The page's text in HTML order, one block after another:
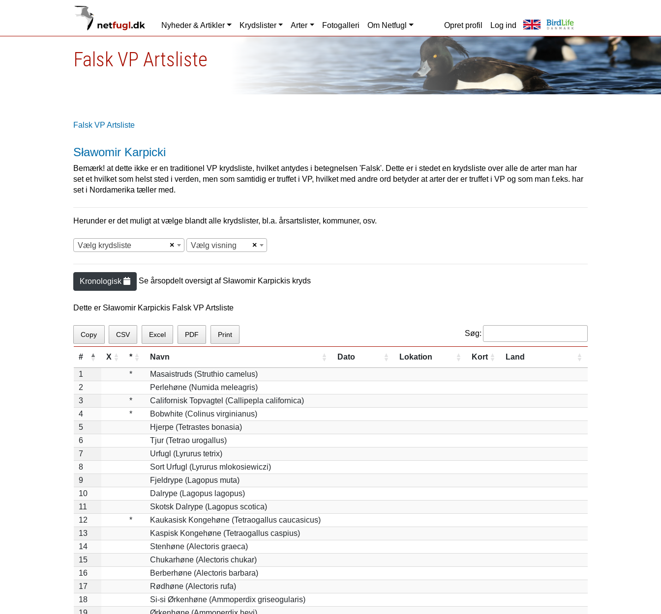
Nyheder & Artikler Krydslister Arter Fotogalleri Om Netfugl Opret profil Log ind
Falsk VP Artsliste
Falsk VP Artsliste
Sławomir Karpicki
Bemærk! at dette ikke er en traditionel VP krydsliste, hvilket antydes i betegnelsen 'Falsk'. Dette er i stedet en krydsliste over alle de arter man har
set et hvilket som helst sted i verden, men som samtidig er truffet i VP, hvilket med andre ord betyder at arter der er truffet i VP og som man f.eks. har
set i Nordamerika tæller med.
Herunder er det muligt at vælge blandt alle krydslister, bl.a. årsartslister, kommuner, osv.
×
Vælg krydsliste ×
Vælg visning
Kronologisk Se årsopdelt oversigt af Sławomir Karpickis kryds
Dette er Sławomir Karpickis Falsk VP Artsliste
Copy CSV Excel PDF Print Søg:
# X * Navn Dato Lokation Kort Land
1 *
Masaistruds (Struthio camelus)
2
Perlehøne (Numida meleagris)
3
*
Californisk Topvagtel (Callipepla californica)
4
*
Bobwhite (Colinus virginianus)
5
Hjerpe (Tetrastes bonasia)
6
Tjur (Tetrao urogallus)
7
Urfugl (Lyrurus tetrix)
8
Sort Urfugl (Lyrurus mlokosiewiczi)
9
Fjeldrype (Lagopus muta)
10
Dalrype (Lagopus lagopus)
11
Skotsk Dalrype (Lagopus scotica)
12
*
Kaukasisk Kongehøne (Tetraogallus caucasicus)
13
Kaspisk Kongehøne (Tetraogallus caspius)
14
Stenhøne (Alectoris graeca)
15
Chukarhøne (Alectoris chukar)
16
Berberhøne (Alectoris barbara)
17
Rødhøne (Alectoris rufa)
18
Si-si Ørkenhøne (Ammoperdix griseogularis)